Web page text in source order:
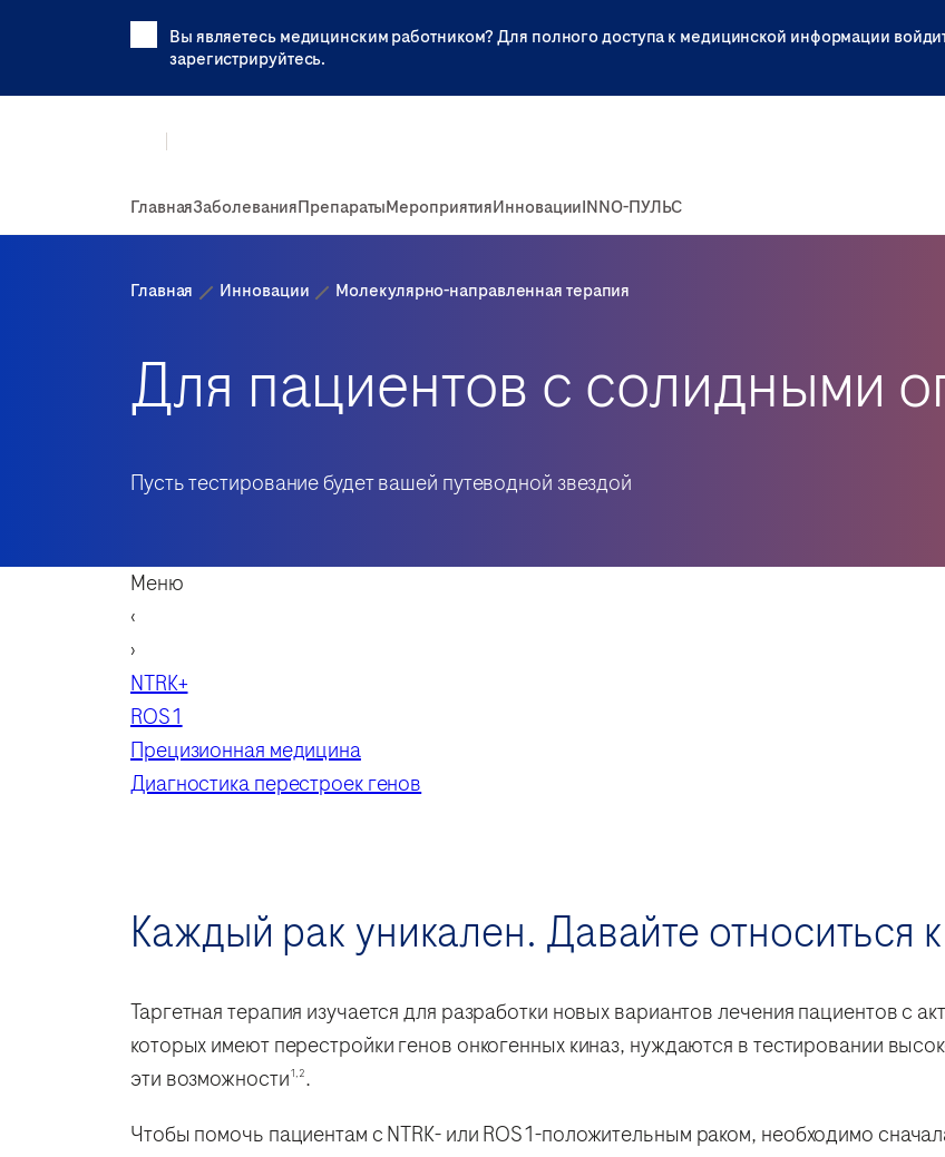
Вы являетесь медицинским работником? Для полного доступа к медицинской информации
зарегистрируйтесь.
ГлавнаяЗаболеванияПрепаратыМероприятияИнновацииINNO-ПУЛЬС
Главная Инновации Молекулярно-направленная терапия
Для пациентов с солидными
Пусть тестирование будет вашей путеводной звездой
Меню
‹
›
NTRK+
ROS1
Прецизионная медицина
Диагностика перестроек генов
Каждый рак уникален. Давайте относиться
Таргетная терапия изучается для разработки новых вариантов лечения пациентов с
которых имеют перестройки генов онкогенных киназ, нуждаются в тестировании
эти возможности1,2.
Чтобы помочь пациентам с NTRK- или ROS1-положительным раком, необходимо